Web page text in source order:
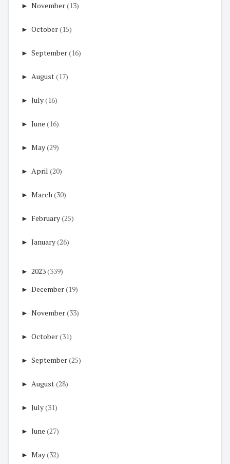
► November(13)
► October(15)
► September(16)
► August(17)
► July(16)
► June (16)
► May(29)
► April (20)
► March(30)
► February(25)
► January(26)
► 2023(339)
► December(19)
► November(33)
► October(31)
► September(25)
► August(28)
► July(31)
► June (27)
► May(32)